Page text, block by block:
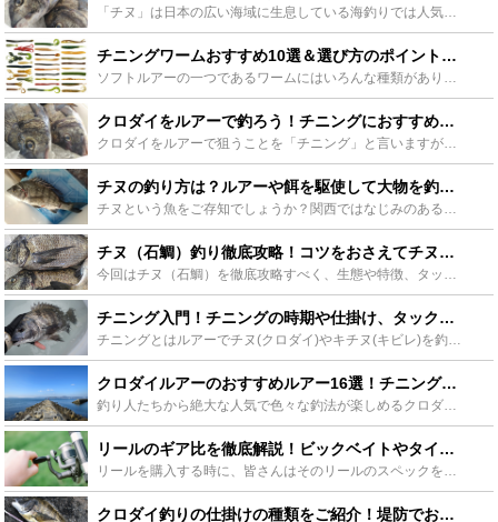
「チヌ」は日本の広い海域に生息している海釣りでは人気の魚です。チヌは様々な釣り方で狙えるため、仕掛けの種類もとてもたくさんあります。この記事では、チヌ釣りで用いられる10種類の仕掛けを釣り方別に取り...
チニングワームおすすめ10選＆選び方のポイントを紹介します！ - Leisurego(レジャーゴー)
ソフトルアーの一つであるワームにはいろんな種類がありますが、膨大な数の中からどれを使えばいいかわからないことが多々あります。今回はそんなチニングワームとして最適なものをまとめてみました。ワームのおす...
クロダイをルアーで釣ろう！チニングにおすすめのルアー12選をご紹介！ - Leisurego(レジャーゴー)
クロダイをルアーで狙うことを「チニング」と言いますが、人気が急上昇しています。従来はルアーシーバスの外道などで釣れることが多かったクロダイですが、専用のルアーが発売されるなどチニング人気に合わせてタ...
チヌの釣り方は？ルアーや餌を駆使して大物を釣り上げよう！ - Leisurego(レジャーゴー)
チヌという魚をご存知でしょうか？関西ではなじみのある魚ですが関東ではクロダイと呼ばれる魚で、身近なターゲットなのに強烈な引きを楽しめる人気ターゲットになります。そんなチヌには多くの釣り方が確立されて...
チヌ（石鯛）釣り徹底攻略！コツをおさえてチヌをゲットしよう！ - Leisurego(レジャーゴー)
今回はチヌ（石鯛）を徹底攻略すべく、生態や特徴、タックルなどについてご紹介します。また、その生態を知れば知るほどより釣果をあげられるチヌ。釣果UPに必要な考え方という観点からもご説明させていただきま...
チニング入門！チニングの時期や仕掛け、タックルは？ - Leisurego(レジャーゴー)
チニングとはルアーでチヌ(クロダイ)やキチヌ(キビレ)を釣ることを言います。クロダイは警戒心が強く、エサ釣りでウキフカセ釣や落とし込み、ブッコミ釣など磯,堤防からよく狙いますが、釣るのが難しい魚と思...
クロダイルアーのおすすめルアー16選！チニングの基本も一緒にチェックしよう！ - Leisurego(レジャーゴー)
釣り人たちから絶大な人気で色々な釣法が楽しめるクロダイですが近年では一度釣ったら病みつきになると言われているルアーを使ったチニングが人気を集めているようです。そのチニングの基本と一緒におすすめのルア...
リールのギア比を徹底解説！ビックベイトやタイラバに向いているギア比は？ - Leisurego(レジャーゴー)
リールを購入する時に、皆さんはそのリールのスペックを見てそこに必ず書いてあるギア比がいくつなのかチェックしていますか？初心者の方やよくわからないという方の為に、ギア比の種類と種類別のおすすめリールを...
クロダイ釣りの仕掛けの種類をご紹介！堤防でおすすめな仕掛けは？ - Leisurego(レジャーゴー)